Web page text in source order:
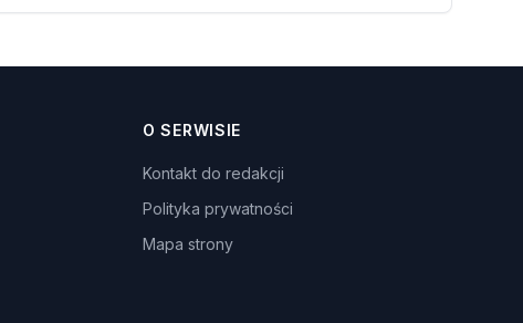
O SERWISIE
Kontakt do redakcji
Polityka prywatności
Mapa strony